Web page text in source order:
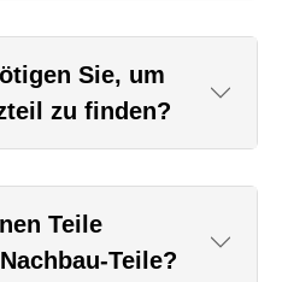
Sie, um
zu finden?
Teile
Teile?